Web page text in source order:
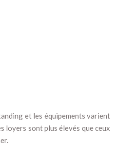
et les équipements varient
loyers sont plus élevés que ceux